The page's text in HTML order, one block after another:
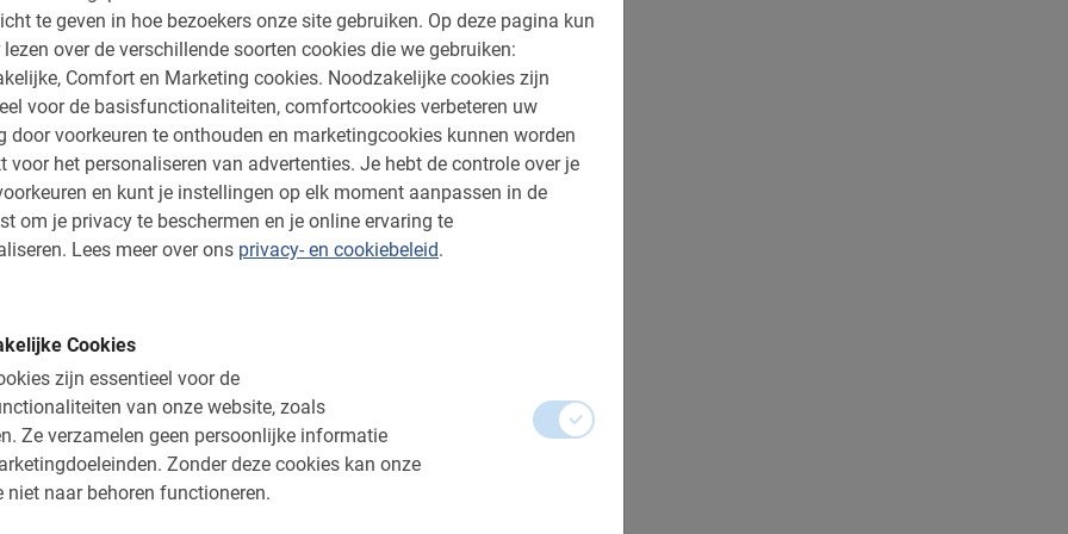
te geven in hoe bezoekers onze site gebruiken. Op deze pagina kun
lezen over de verschillende soorten cookies die we gebruiken:
Comfort en Marketing cookies. Noodzakelijke cookies zijn
voor de basisfunctionaliteiten, comfortcookies verbeteren uw
door voorkeuren te onthouden en marketingcookies kunnen worden
voor het personaliseren van advertenties. Je hebt de controle over je
en kunt je instellingen op elk moment aanpassen in de
om je privacy te beschermen en je online ervaring te
Lees meer over ons privacy- en cookiebeleid.
Cookies
zijn essentieel voor de
van onze website, zoals
Ze verzamelen geen persoonlijke informatie
Zonder deze cookies kan onze
niet naar behoren functioneren.
De Synagoge
Het badhuis Szechinyi
gids
geweldige ervaring en een perfecte
gidsen wonen al jaren in de stad en
route door de stad is. Daarbij worden er
gemaakt waarbij de gids het
je een goed beeld van de Hongaarse
waar je nog naartoe moet de rest van
niet om tips te vragen voor restaurants